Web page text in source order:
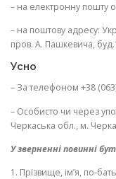
– на електронну пошту
– на поштову адресу:
пров. А. Пашкевича,
Усно
– За телефоном +38
– Особисто чи через
Черкаська обл., м.
У зверненні повинні
1. Прізвище, ім’я, по-